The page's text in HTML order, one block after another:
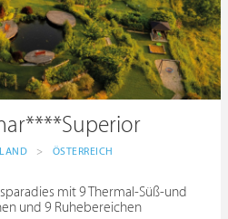
> ÖSTERREICH
mit 9 Thermal-Süß-und
und 9 Ruhebereichen